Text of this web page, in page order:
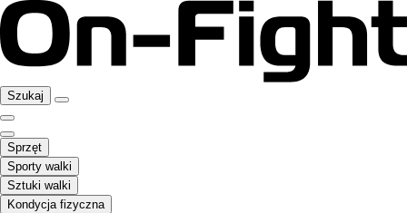
Szukaj
Sprzęt
Sporty walki
Sztuki walki
Kondycja fizyczna